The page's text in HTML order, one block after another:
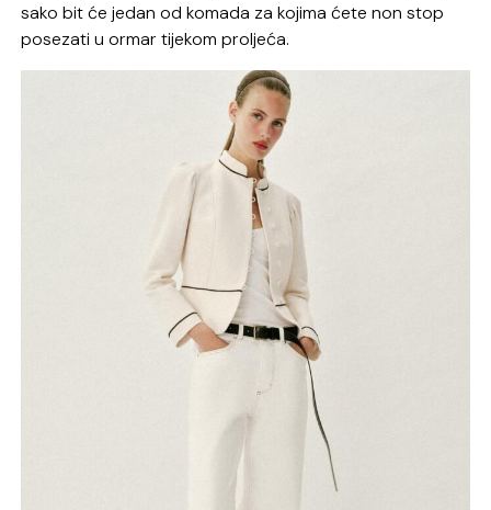
sako bit će jedan od komada za kojima ćete non stop
posezati u ormar tijekom proljeća.